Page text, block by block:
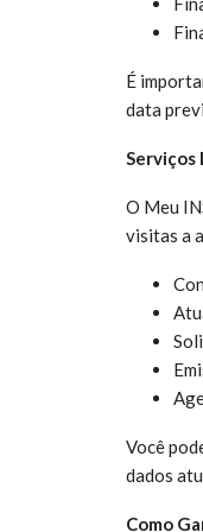
É
data
Serviços
O Meu
visitas a
Você
dados
Como